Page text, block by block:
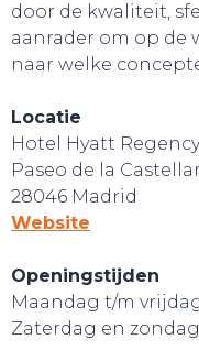
door de kwaliteit,
aanrader om op de
naar welke
Locatie
Hotel Hyatt
Paseo de la
28046 Madrid
Website
Openingstijden
Maandag t/m
Zaterdag en zondag: